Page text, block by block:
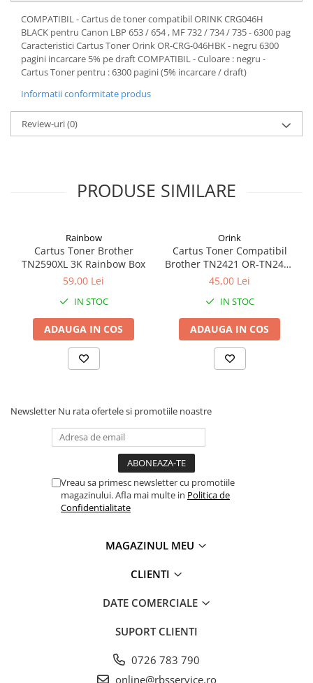
Capsatoare / Decapsatoare
Capse
Cuttere
Perforatoare
Hârtie / Produse din hârtie
Cuburi din Hârtie / Notițe Adezive
Hârtie Color
Hârtie Foto
Notes Adeziv
Registre / Repertoare
Role Casă de Marcat
Role Hârtie Plotter
Pixuri
Markere / Textmarkere
Rezerve Pixuri / Cerneală
COMPATIBIL - Cartus de toner compatibil ORINK CRG046H
BLACK pentru Canon LBP 653 / 654 , MF 732 / 734 / 735 - 6300 pag
Caracteristici Cartus Toner Orink OR-CRG-046HBK - negru 6300
pagini incarcare 5% pe draft COMPATIBIL - Culoare : negru -
Cartus Toner pentru : 6300 pagini (5% incarcare / draft)
Informatii conformitate produs
Review-uri(0)
PRODUSE SIMILARE
Rainbow
Cartus Toner Brother
TN2590XL 3K Rainbow Box
59,00 Lei
IN STOC
ADAUGA IN COS
Orink
Cartus Toner Compatibil
Brother TN2421 OR-TN2421
Orink Black
45,00 Lei
IN STOC
ADAUGA IN COS
Newsletter Nu rata ofertele si promotiile noastre
Vreau sa primesc newsletter cu promotiile
magazinului. Afla mai multe in Politica de
Confidentialitate
MAGAZINUL MEU
CLIENTI
DATE COMERCIALE
SUPORT CLIENTI
0726 783 790
online@rbsservice.ro